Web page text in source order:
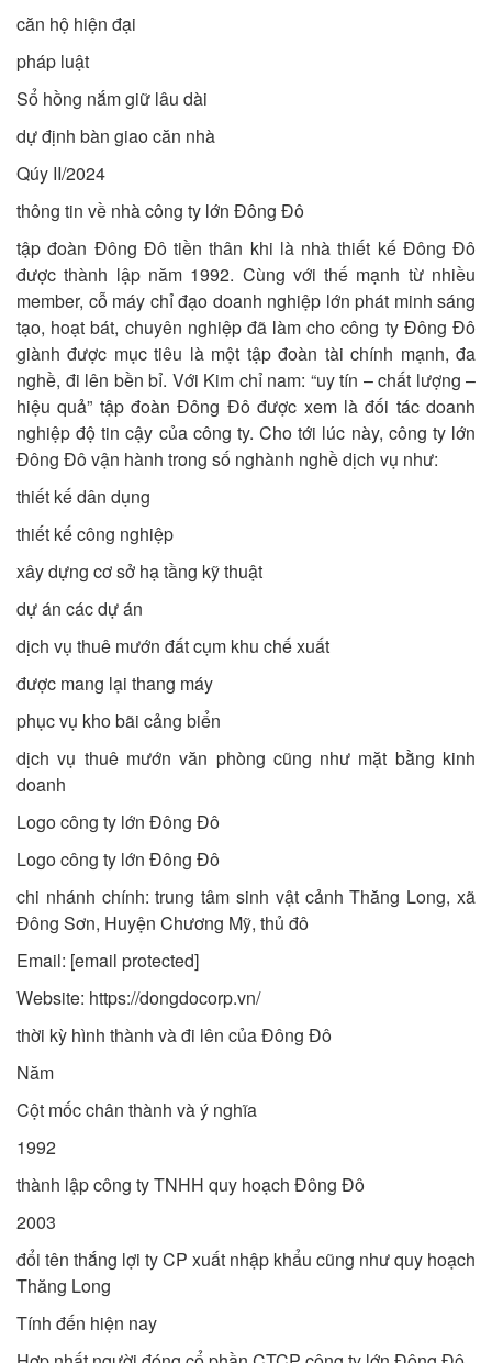
căn hộ hiện đại
pháp luật
Sổ hồng nắm giữ lâu dài
dự định bàn giao căn nhà
Qúy II/2024
thông tin về nhà công ty lớn Đông Đô
tập đoàn Đông Đô tiền thân khi là nhà thiết kế Đông Đô
được thành lập năm 1992. Cùng với thế mạnh từ nhiều
member, cỗ máy chỉ đạo doanh nghiệp lớn phát minh sáng
tạo, hoạt bát, chuyên nghiệp đã làm cho công ty Đông Đô
giành được mục tiêu là một tập đoàn tài chính mạnh, đa
nghề, đi lên bền bỉ. Với Kim chỉ nam: “uy tín – chất lượng –
hiệu quả” tập đoàn Đông Đô được xem là đối tác doanh
nghiệp độ tin cậy của công ty. Cho tới lúc này, công ty lớn
Đông Đô vận hành trong số nghành nghề dịch vụ như:
thiết kế dân dụng
thiết kế công nghiệp
xây dựng cơ sở hạ tầng kỹ thuật
dự án các dự án
dịch vụ thuê mướn đất cụm khu chế xuất
được mang lại thang máy
phục vụ kho bãi cảng biển
dịch vụ thuê mướn văn phòng cũng như mặt bằng kinh
doanh
Logo công ty lớn Đông Đô
Logo công ty lớn Đông Đô
chi nhánh chính: trung tâm sinh vật cảnh Thăng Long, xã
Đông Sơn, Huyện Chương Mỹ, thủ đô
Email: [email protected]
Website: https://dongdocorp.vn/
thời kỳ hình thành và đi lên của Đông Đô
Năm
Cột mốc chân thành và ý nghĩa
1992
thành lập công ty TNHH quy hoạch Đông Đô
2003
đổi tên thắng lợi ty CP xuất nhập khẩu cũng như quy hoạch
Thăng Long
Tính đến hiện nay